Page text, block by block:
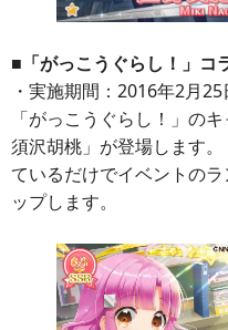
■「がっこうぐらし！」コ
・実施期間：2016年2月
「がっこうぐらし！」の
須沢胡桃」が登場します
ているだけでイベントの
ップします。